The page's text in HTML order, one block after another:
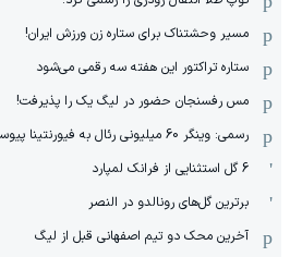
مسیر وحشتناک برای ستاره زن ورزش ایران!
ستاره تراکتور این هفته سه رقمی می‌شود
مس رفسنجان حضور در لیگ یک را پذیرفت!
رسمی: وینگر 60 میلیونی رئال به فیورنتینا پیوست
6 گل استثنایی از فرانک لمپارد
برترین گل‌های رونالدو در النصر
آخرین محک دو تیم اصفهانی قبل از لیگ